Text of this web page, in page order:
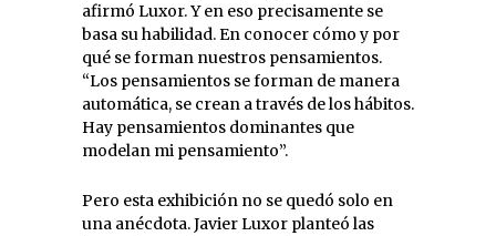
afirmó Luxor. Y en eso precisamente se
basa su habilidad. En conocer cómo y por
qué se forman nuestros pensamientos.
“Los pensamientos se forman de manera
automática, se crean a través de los hábitos.
Hay pensamientos dominantes que
modelan mi pensamiento”.
Pero esta exhibición no se quedó solo en
una anécdota. Javier Luxor planteó las